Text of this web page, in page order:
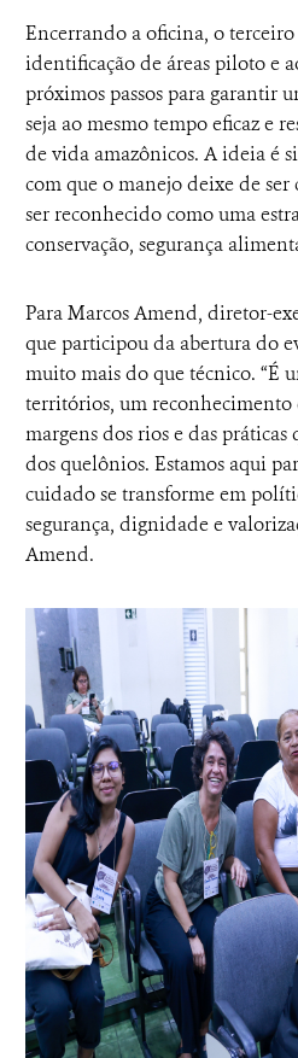
Encerrando a oficina, o
identificação de áreas piloto e
próximos passos para garantir
seja ao mesmo tempo eficaz e
de vida amazônicos. A ideia é
com que o manejo deixe de
ser reconhecido como uma
conservação, segurança
Para Marcos Amend, diretor-
que participou da abertura do
muito mais do que técnico. “É
territórios, um reconhecimento
margens dos rios e das práticas
dos quelônios. Estamos aqui
cuidado se transforme em
segurança, dignidade e
Amend.